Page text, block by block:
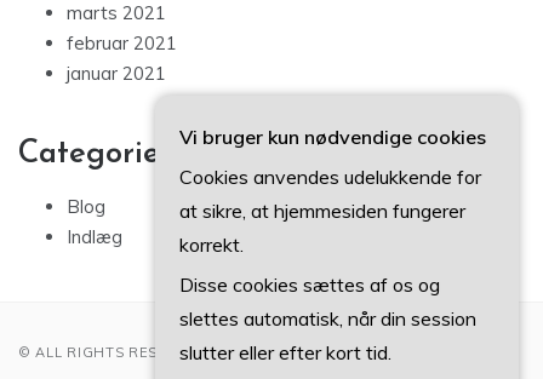
marts 2021
februar 2021
januar 2021
Categories
Blog
Indlæg
© ALL RIGHTS RESERVED 2022
Vi bruger kun nødvendige cookies
Cookies anvendes udelukkende for
at sikre, at hjemmesiden fungerer
korrekt.
Disse cookies sættes af os og
slettes automatisk, når din session
slutter eller efter kort tid.